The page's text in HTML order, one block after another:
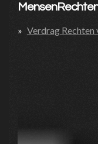
Verdrag Rechten